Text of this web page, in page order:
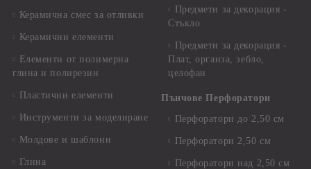
Керамична смес за отливки
Керамични елементи
Елементи от полимерна
глина и полирезин
Пластични елементи
Инструменти за моделиране
Молдове и шаблони
Глина
Предмети за декорация -
Стъкло
Предмети за декорация -
Плат, органза, зебло,
целофан
Пънчове Перфоратори
Перфоратори до 2,50 см
Перфоратори 2,50 см
Перфоратори над 2,50 см